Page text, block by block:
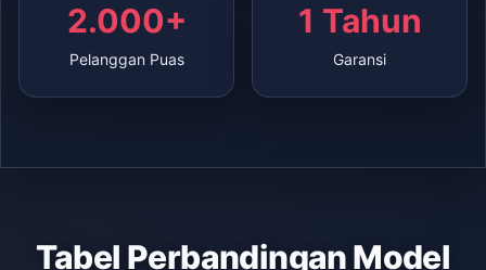
2.000+
Pelanggan Puas
1 Tahun
Garansi
Tabel Perbandingan Model